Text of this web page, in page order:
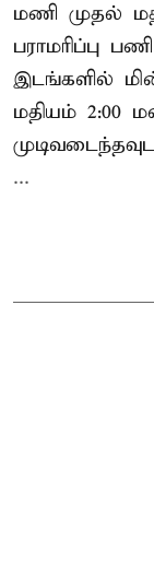
மணி முதல்
பராமரிப்பு
இடங்களில்
மதியம் 2:00
...